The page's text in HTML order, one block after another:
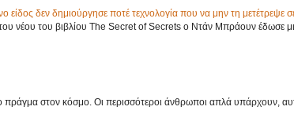
δεν δημιούργησε ποτέ τεχνολογία που να μην τη μετέτρεψε
νέου του βιβλίου The Secret of Secrets ο Ντάν Μπράουν έδωσε
πράγμα στον κόσμο. Οι περισσότεροι άνθρωποι απλά υπάρχουν,